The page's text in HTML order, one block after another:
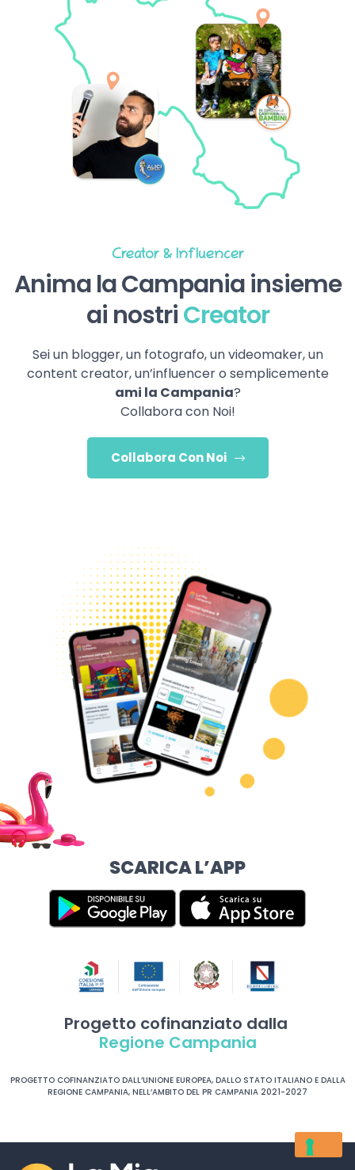
Creator & Influencer
Anima la Campania insieme
ai nostriCreator
Sei un blogger, un fotografo, un videomaker, un
content creator, un’influencer o semplicemente
ami la Campania?
Collabora con Noi!
Collabora Con Noi
SCARICA L’APP
Progetto cofinanziato dalla
Regione Campania
PROGETTO COFINANZIATO DALL’UNIONE EUROPEA, DALLO STATO ITALIANO E DALLA
REGIONE CAMPANIA, NELL’AMBITO DEL PR CAMPANIA 2021-2027